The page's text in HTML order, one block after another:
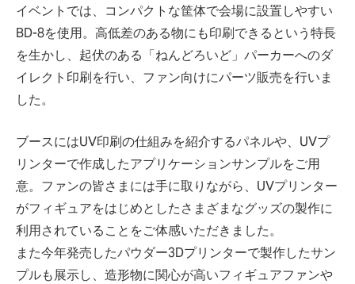
イベントでは、コンパクトな筐体で会場に設置しやすい
BD-8を使用。高低差のある物にも印刷できるという特長
を生かし、起伏のある「ねんどろいど」パーカーへのダ
イレクト印刷を行い、ファン向けにパーツ販売を行いま
した。
ブースにはUV印刷の仕組みを紹介するパネルや、UVプ
リンターで作成したアプリケーションサンプルをご用
意。ファンの皆さまには手に取りながら、UVプリンター
がフィギュアをはじめとしたさまざまなグッズの製作に
利用されていることをご体感いただきました。
また今年発売したパウダー3Dプリンターで製作したサン
プルも展示し、造形物に関心が高いフィギュアファンや